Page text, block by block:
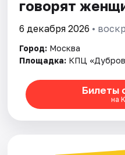
говорят
6 декабря 2026 •
Город: Москва
Площадка: КПЦ
Билеты
на